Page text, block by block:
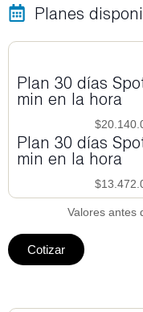
Planes
Plan 30 días
min en la hora
Plan 30 días
min en la hora
Valores antes
Cotizar